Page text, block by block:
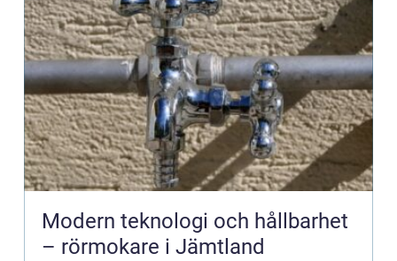
Modern teknologi och hållbarhet
– rörmokare i Jämtland